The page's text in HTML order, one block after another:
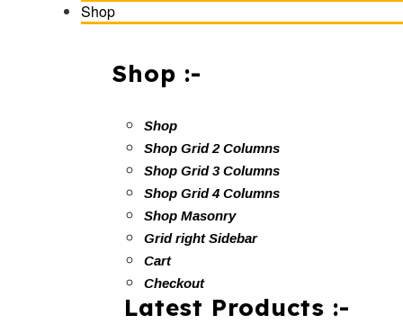
Shop
Shop :-
Shop
Shop Grid 2 Columns
Shop Grid 3 Columns
Shop Grid 4 Columns
Shop Masonry
Grid right Sidebar
Cart
Checkout
Latest Products :-